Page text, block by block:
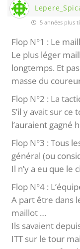
5 années plus
Flop N°1 : Le
Le plus léger
longtemps. Et
masse du
Flop N°2 : La
S’il y avait sur
l’auraient gagné
Flop N°3 : Tous
général (ou
Il n’y a eu que le
Flop N°4 :
A part être dans
maillot …
Ils savaient
ITT sur le tour